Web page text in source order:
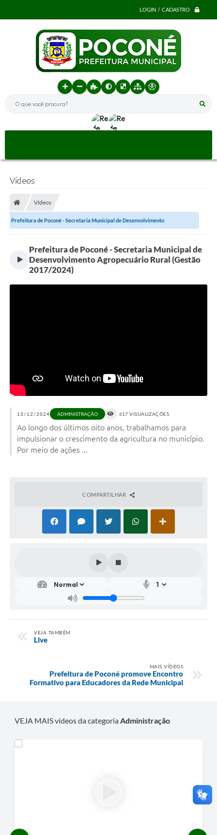
LOGIN / CADASTRO
O que você procura?
Vídeos
Vídeos
Prefeitura de Poconé - Secretaria Municipal de Desenvolvimento
Prefeitura de Poconé - Secretaria Municipal de
Desenvolvimento Agropecuário Rural (Gestão
2017/2024)
13/12/2024 ADMINISTRAÇÃO 617 VISUALIZAÇÕES
Ao longo dos últimos oito anos, trabalhamos para
impulsionar o crescimento da agricultura no município.
Por meio de ações ...
COMPARTILHAR
VEJA TAMBÉM
Live
MAIS VÍDEOS
Prefeitura de Poconé promove Encontro
Formativo para Educadores da Rede Municipal
VEJA MAIS vídeos da categoriaAdministração